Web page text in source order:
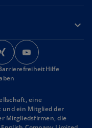
w
i
r
i
n
e
i
r
n
e
Hilfe
eine
und ein Mitglied der
Mitgliedsfirmen, die